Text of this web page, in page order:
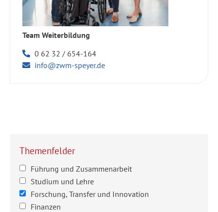
Team Weiterbildung
0 62 32 / 654-164
info@zwm-speyer.de
Themenfelder
Führung und Zusammenarbeit
Studium und Lehre
Forschung, Transfer und Innovation
Finanzen